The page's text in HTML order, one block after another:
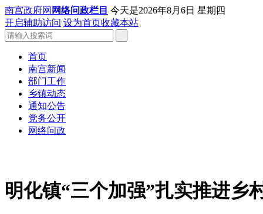
南宫政府网 网络问政栏目 今天是2026年8月6日 星期四
开启辅助访问 设为首页收藏本站
首页
南宫新闻
部门工作
乡镇动态
通知公告
党务公开
网络问政
明化镇“三个加强”扎实推进乡